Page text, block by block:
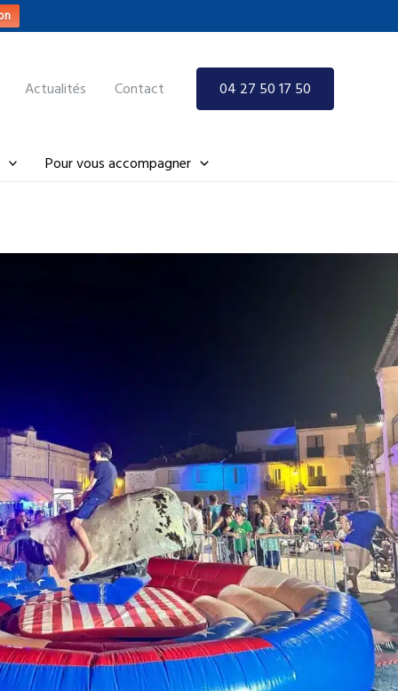
Actualités Contact 04 27 50 17 50
Pour vous accompagner